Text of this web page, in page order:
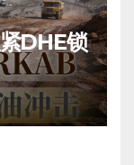
DHE锁